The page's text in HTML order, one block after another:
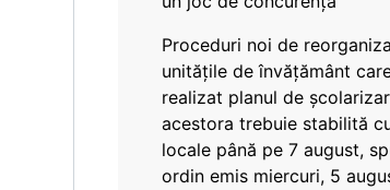
Proceduri noi de
unitățile de învățământ
realizat planul de
acestora trebuie stabilită
locale până pe 7 august,
ordin emis miercuri, 5